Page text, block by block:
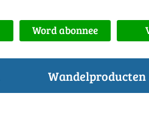
Word abonnee
Wandelproducten